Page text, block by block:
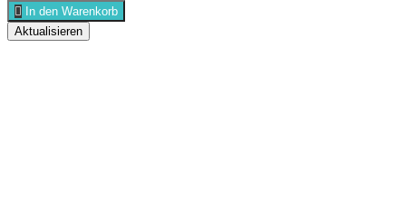
 In den Warenkorb